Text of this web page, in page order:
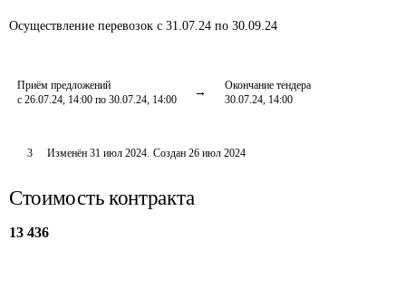
Осуществление перевозок с 31.07.24 по 30.09.24
Приём предложений
с 26.07.24, 14:00 по 30.07.24, 14:00
Окончание тендера
30.07.24, 14:00
3 Изменён 31 июл 2024. Создан 26 июл 2024
Стоимость контракта
13 436